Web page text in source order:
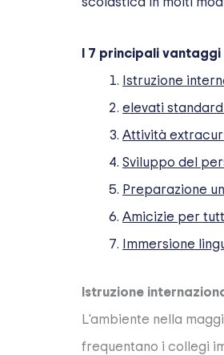
I 7 principali
Istruzione
elevati
Attività
Sviluppo del
Preparazione
Amicizie per
Immersione
Istruzione
L'ambiente nella
frequentano i collegi